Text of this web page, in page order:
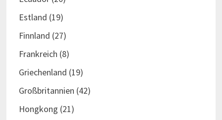
Estland (19)
Finnland (27)
Frankreich (8)
Griechenland (19)
Großbritannien (42)
Hongkong (21)